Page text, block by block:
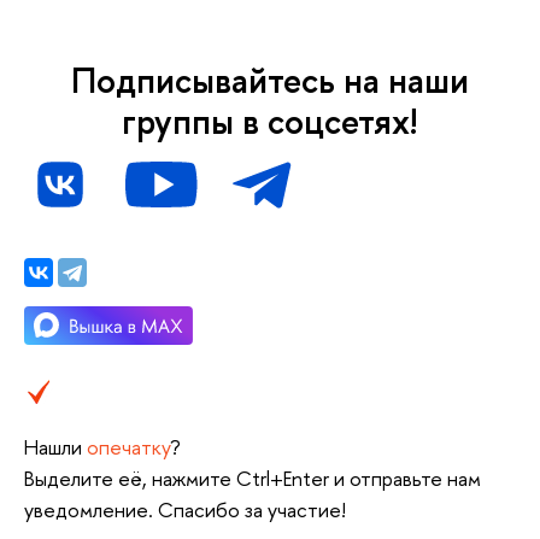
Подписывайтесь на наши
группы в соцсетях!
Нашли опечатку?
Выделите её, нажмите Ctrl+Enter и отправьте нам
уведомление. Спасибо за участие!